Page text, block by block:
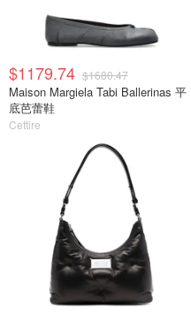
$1179.74 $1680.47
Maison Margiela Tabi Ballerinas 平
底芭蕾鞋
Cettire